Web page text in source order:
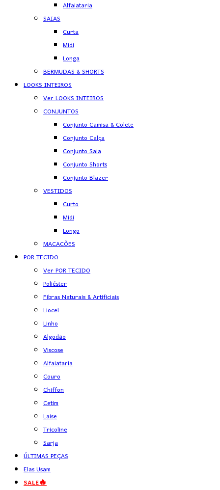
Alfaiataria
SAIAS
Curta
Midi
Longa
BERMUDAS & SHORTS
LOOKS INTEIROS
Ver LOOKS INTEIROS
CONJUNTOS
Conjunto Camisa & Colete
Conjunto Calça
Conjunto Saia
Conjunto Shorts
Conjunto Blazer
VESTIDOS
Curto
Midi
Longo
MACACÕES
POR TECIDO
Ver POR TECIDO
Poliéster
Fibras Naturais & Artificiais
Liocel
Linho
Algodão
Viscose
Alfaiataria
Couro
Chiffon
Cetim
Laise
Tricoline
Sarja
ÚLTIMAS PEÇAS
Elas Usam
SALE🔥